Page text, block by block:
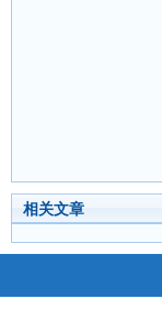
相关文章